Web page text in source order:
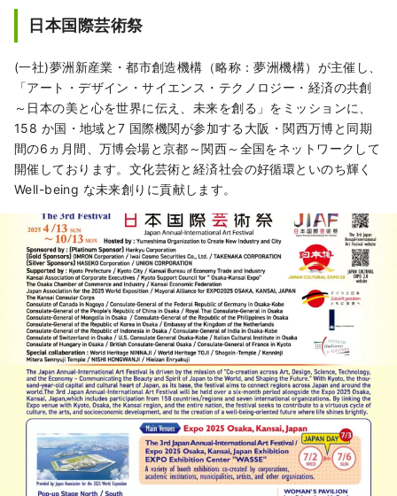
日本国際芸術祭
(一社)夢洲新産業・都市創造機構（略称：夢洲機構）が主催し、
「アート・デザイン・サイエンス・テクノロジー・経済の共創
～日本の美と心を世界に伝え、未来を創る」をミッションに、
158 か国・地域と7 国際機関が参加する大阪・関西万博と同期
間の6ヵ月間、万博会場と京都～関西～全国をネットワークして
開催しております。文化芸術と経済社会の好循環といのち輝く
Well-being な未来創りに貢献します。